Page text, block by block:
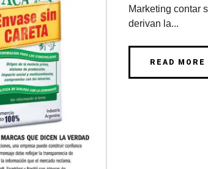
Marketing contar
derivan la...
READ MORE